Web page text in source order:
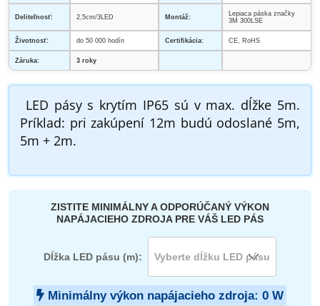
Deliteľnosť: 2,5cm/3LED Montáž:
Lepiaca páska značky
3M 300LSE
Životnosť: do 50 000 hodín Certifikácia: CE, RoHS
Záruka: 3 roky
LED pásy s krytím IP65 sú v max. dĺžke 5m.
Príklad: pri zakúpení 12m budú odoslané 5m,
5m + 2m.
ZISTITE MINIMÁLNY A ODPORÚČANÝ VÝKON
NAPÁJACIEHO ZDROJA PRE VÁŠ LED PÁS
Dĺžka LED pásu (m):
Minimálny výkon napájacieho zdroja: 0 W